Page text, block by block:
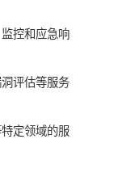
控和应急响
评估等服务
定领域的服